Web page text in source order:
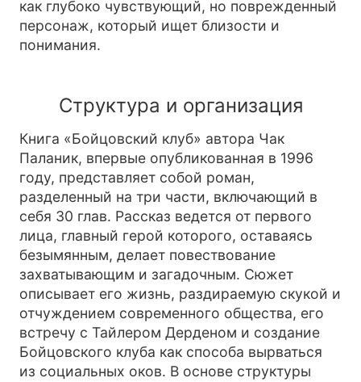
как глубоко чувствующий, но поврежденный
персонаж, который ищет близости и
понимания.
Структура и организация
Книга «Бойцовский клуб» автора Чак
Паланик, впервые опубликованная в 1996
году, представляет собой роман,
разделенный на три части, включающий в
себя 30 глав. Рассказ ведется от первого
лица, главный герой которого, оставаясь
безымянным, делает повествование
захватывающим и загадочным. Сюжет
описывает его жизнь, раздираемую скукой и
отчуждением современного общества, его
встречу с Тайлером Дерденом и создание
Бойцовского клуба как способа вырваться
из социальных оков. В основе структуры